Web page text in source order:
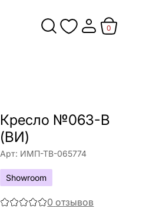
0
Кресло №063-B
(ВИ)
Арт: ИМП-ТВ-065774
Showroom
0 отзывов